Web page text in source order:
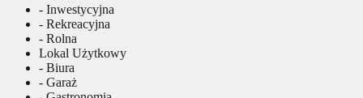
- Inwestycyjna
- Rekreacyjna
- Rolna
Lokal Użytkowy
- Biura
- Garaż